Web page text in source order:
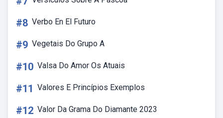
#8 Verbo En El Futuro
#9 Vegetais Do Grupo A
#10 Valsa Do Amor Os Atuais
#11 Valores E Princípios Exemplos
#12 Valor Da Grama Do Diamante 2023